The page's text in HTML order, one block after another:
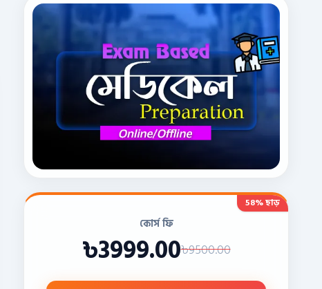
58% ছাড়
কোর্স ফি
৳3999.00৳9500.00